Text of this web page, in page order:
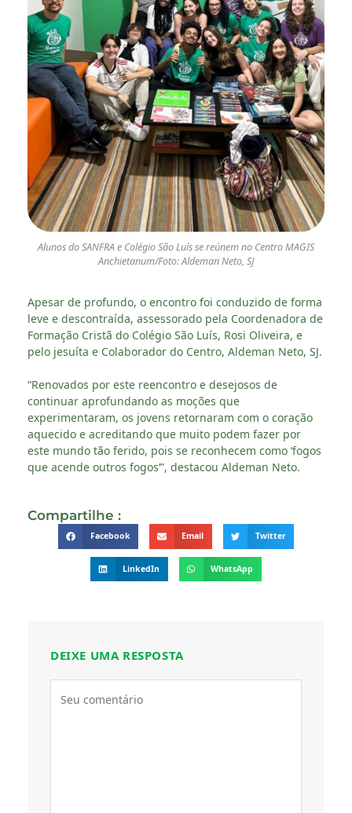
Alunos do SANFRA e Colégio São Luís se reúnem no Centro MAGIS
Anchietanum/Foto: Aldeman Neto, SJ
Apesar de profundo, o encontro foi conduzido de forma
leve e descontraída, assessorado pela Coordenadora de
Formação Cristã do Colégio São Luís, Rosi Oliveira, e
pelo jesuíta e Colaborador do Centro, Aldeman Neto, SJ.
“Renovados por este reencontro e desejosos de
continuar aprofundando as moções que
experimentaram, os jovens retornaram com o coração
aquecido e acreditando que muito podem fazer por
este mundo tão ferido, pois se reconhecem como ‘fogos
que acende outros fogos’”, destacou Aldeman Neto.
Compartilhe :
Facebook Email Twitter
LinkedIn WhatsApp
DEIXE UMA RESPOSTA